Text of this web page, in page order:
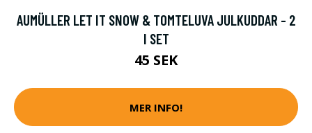
AUMÜLLER LET IT SNOW & TOMTELUVA JULKUDDAR - 2
I SET
45 SEK
MER INFO!